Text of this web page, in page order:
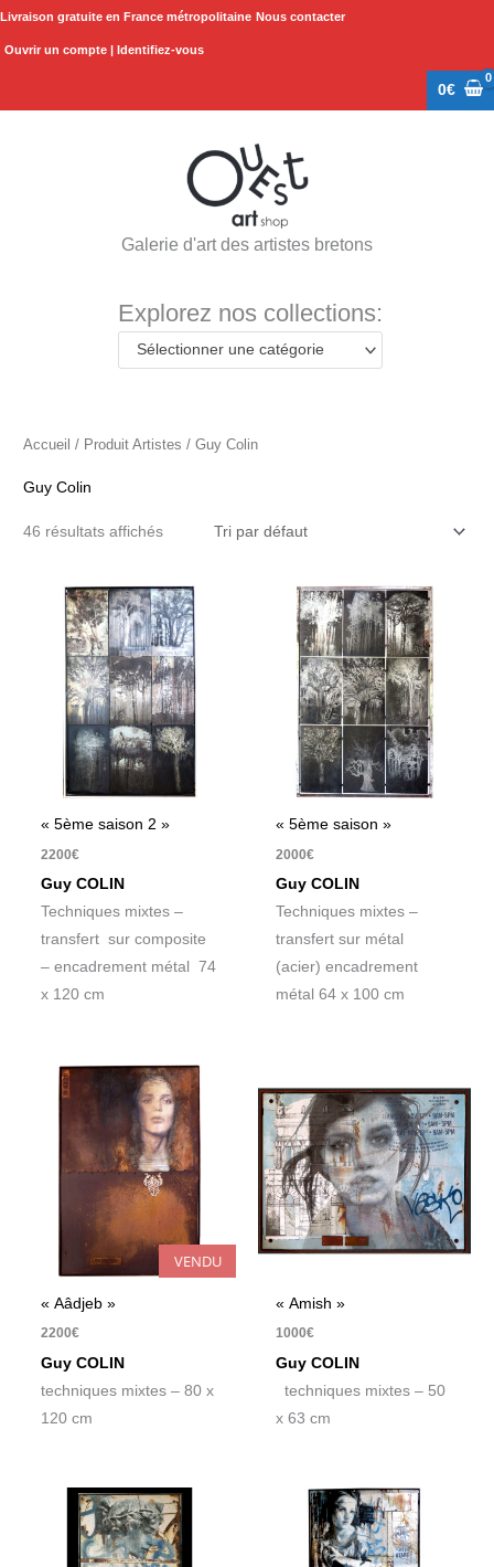
Aller
Livraison gratuite en France métropolitaine Nous contacter
Ouvrir un compte | Identifiez-vous
0€
Galerie d'art des artistes bretons
Explorez nos collections:
Sélectionner une catégorie
Accueil / Produit Artistes / Guy Colin
Guy Colin
46 résultats affichés
« 5ème saison 2 »
2200€
Guy COLIN
Techniques mixtes –
transfert sur composite
– encadrement métal 74
x 120 cm
« 5ème saison »
2000€
Guy COLIN
Techniques mixtes –
transfert sur métal
(acier) encadrement
métal 64 x 100 cm
VENDU
« Aâdjeb »
2200€
Guy COLIN
techniques mixtes – 80 x
120 cm
« Amish »
1000€
Guy COLIN
techniques mixtes – 50
x 63 cm